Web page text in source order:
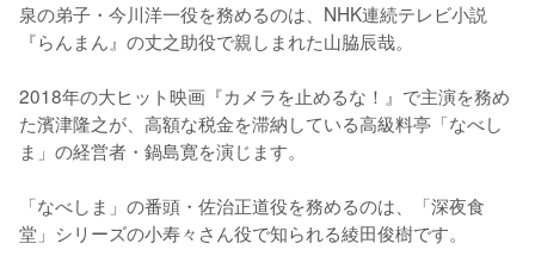
泉の弟子・今川洋一役を務めるのは、NHK連続テレビ小説
『らんまん』の丈之助役で親しまれた山脇辰哉。
2018年の大ヒット映画『カメラを止めるな！』で主演を務め
た濱津隆之が、高額な税金を滞納している高級料亭「なべし
ま」の経営者・鍋島寛を演じます。
「なべしま」の番頭・佐治正道役を務めるのは、「深夜食
堂」シリーズの小寿々さん役で知られる綾田俊樹です。